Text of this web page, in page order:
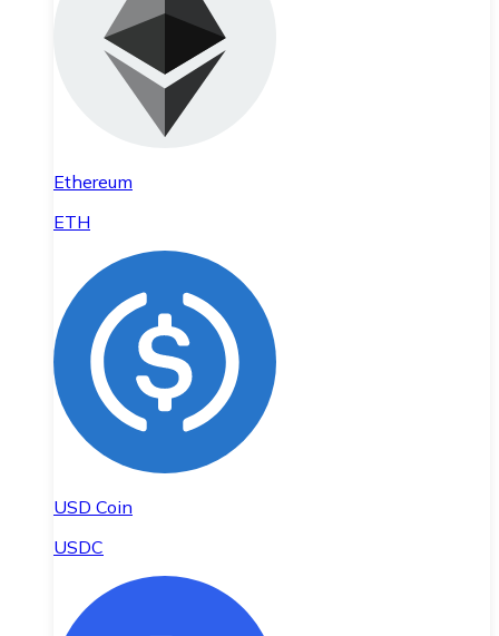
Ethereum
ETH
USD Coin
USDC